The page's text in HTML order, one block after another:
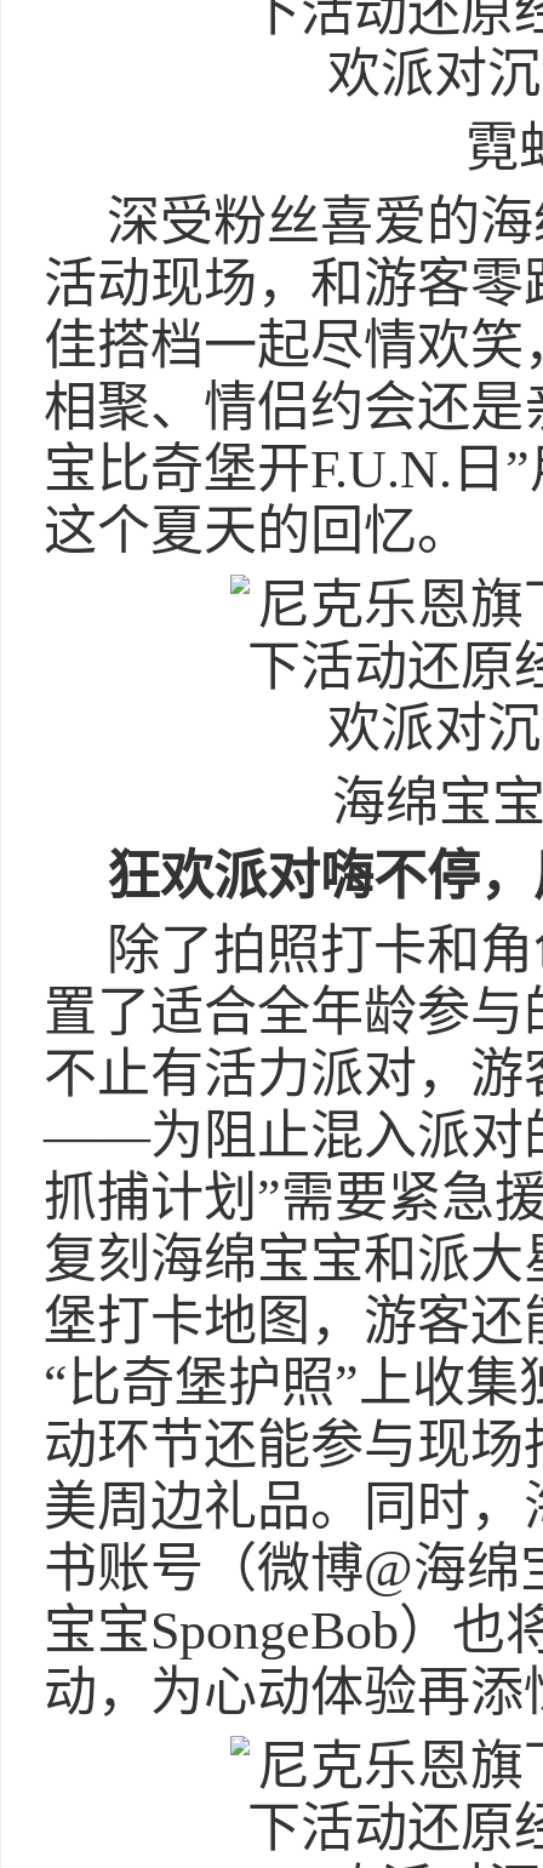
霓
深受粉丝喜爱的
活动现场，和游客
佳搭档一起尽情欢
相聚、情侣约会还
宝比奇堡开F.U.N.日
这个夏天的回忆。
海绵宝
狂欢派对嗨不停
除了拍照打卡和
置了适合全年龄参
不止有活力派对，游
——为阻止混入派对
抓捕计划”需要紧急
复刻海绵宝宝和派
堡打卡地图，游客
“比奇堡护照”上收
动环节还能参与现
美周边礼品。同时
书账号（微博@海绵
宝宝SpongeBob）
动，为心动体验再添